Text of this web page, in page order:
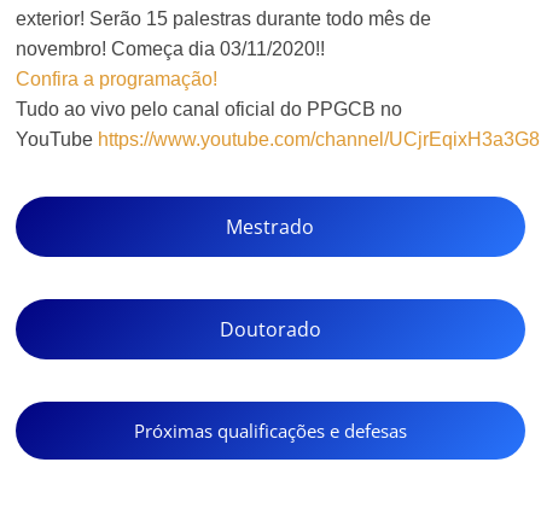
exterior! Serão 15 palestras durante todo mês de
novembro! Começa dia 03/11/2020!!
Confira a programação!
Tudo ao vivo pelo canal oficial do PPGCB no
YouTube https://www.youtube.com/channel/
Mestrado
Doutorado
Próximas qualificações e defesas